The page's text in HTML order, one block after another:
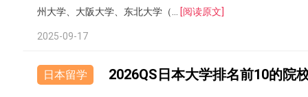
州大学、大阪大学、东北大学（...
[阅读原文]
2025-09-17
日本留学 2026QS日本大学排名前10的院